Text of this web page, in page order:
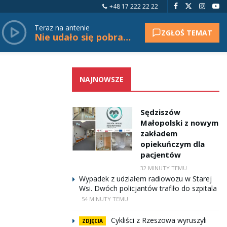
+48 17 222 22 22
Teraz na antenie
Nie udało się pobrać tytułu. ZGŁOŚ TEMAT
NAJNOWSZE
Sędziszów
Małopolski z nowym
zakładem
opiekuńczym dla
pacjentów
32 MINUTY TEMU
Wypadek z udziałem radiowozu w Starej
Wsi. Dwóch policjantów trafiło do szpitala
54 MINUTY TEMU
ZDJĘCIA
Cykliści z Rzeszowa wyruszyli